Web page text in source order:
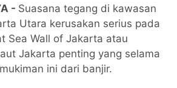
- Suasana tegang di kawasan
Utara kerusakan serius pada
Sea Wall of Jakarta atau
Jakarta penting yang selama
ini dari banjir.